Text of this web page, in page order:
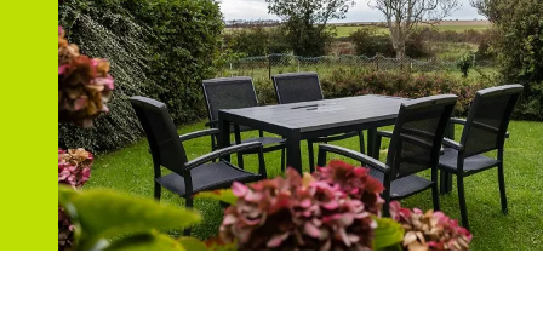
Chemins de
randonnée GR 120 &